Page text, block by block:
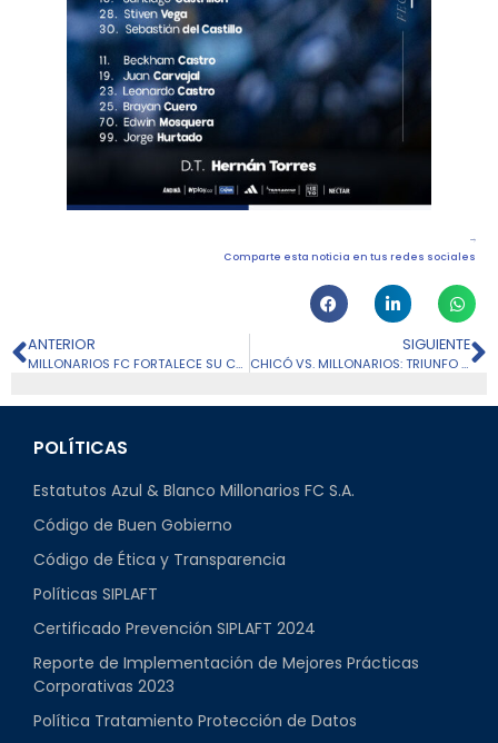
Comparte esta noticia en tus redes sociales
ANTERIOR
MILLONARIOS FC FORTALECE SU COMPROMISO AMBIENTAL CON UNA JORNADA DE SIEMBRA EN EL CERRO MAJUI
SIGUIENTE
CHICÓ VS. MILLONARIOS: TRIUNFO PARA CERRAR EL SEMESTRE
POLÍTICAS
Estatutos Azul & Blanco Millonarios FC S.A.
Código de Buen Gobierno
Código de Ética y Transparencia
Políticas SIPLAFT
Certificado Prevención SIPLAFT 2024
Reporte de Implementación de Mejores Prácticas
Corporativas 2023
Política Tratamiento Protección de Datos